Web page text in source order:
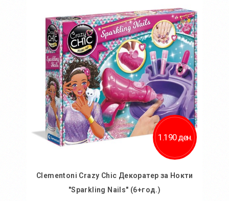
Додај во желби
Додај за споредба
1.190 ден.
Clementoni Crazy Chic Декоратер за Нокти
"Sparkling Nails" (6+год.)